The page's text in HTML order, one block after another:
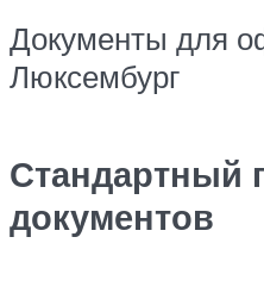
Документы для
Люксембург
Стандартный
документов